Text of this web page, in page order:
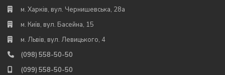
м. Харків, вул. Чернишевська, 28а
м. Київ, вул. Басейна, 15
м. Львів, вул. Левицького, 4
(098) 558-50-50
(099) 558-50-50